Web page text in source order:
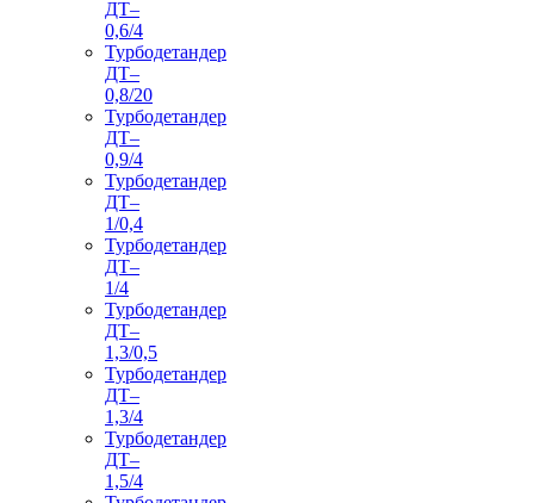
ДТ–
0,6/4
Турбодетандер
ДТ–
0,8/20
Турбодетандер
ДТ–
0,9/4
Турбодетандер
ДТ–
1/0,4
Турбодетандер
ДТ–
1/4
Турбодетандер
ДТ–
1,3/0,5
Турбодетандер
ДТ–
1,3/4
Турбодетандер
ДТ–
1,5/4